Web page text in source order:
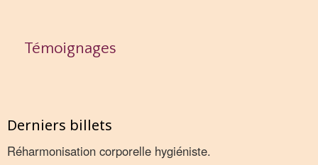
Témoignages
Derniers billets
Réharmonisation corporelle hygiéniste.